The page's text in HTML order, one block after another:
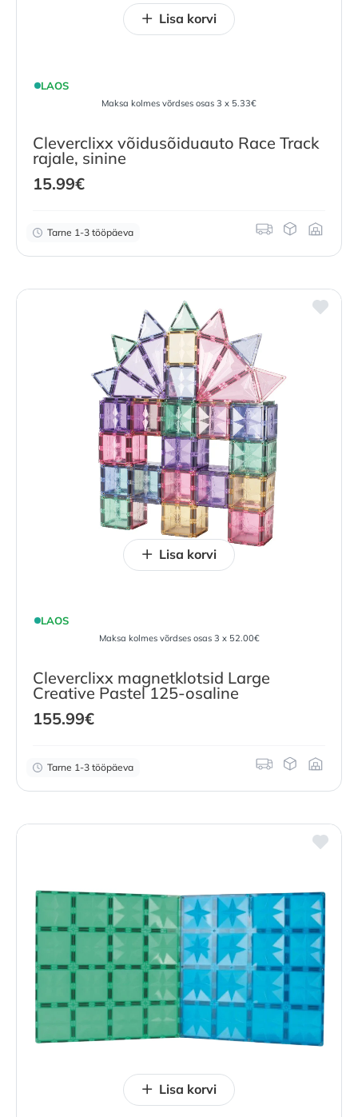
LAOS
Maksa kolmes võrdses osas 3 x 5.33€
Cleverclixx võidusõiduauto Race Track
rajale, sinine
15.99€
Tarne 1-3 tööpäeva
Lisa korvi
LAOS
Maksa kolmes võrdses osas 3 x 52.00€
Cleverclixx magnetklotsid Large
Creative Pastel 125-osaline
155.99€
Tarne 1-3 tööpäeva
Lisa korvi
Lisa korvi